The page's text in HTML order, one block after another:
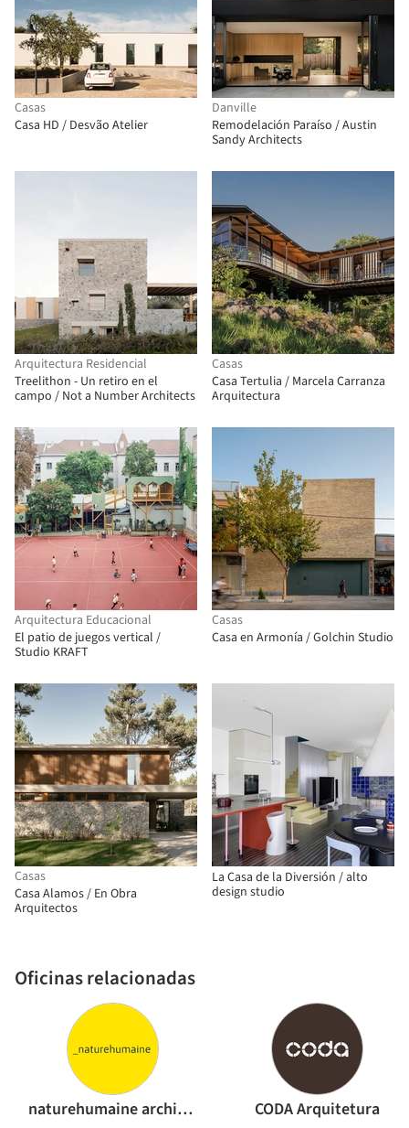
Casas
Casa HD / Desvão Atelier
Danville
Remodelación Paraíso / Austin
Sandy Architects
Arquitectura Residencial
Treelithon - Un retiro en el
campo / Not a Number Architects
Casas
Casa Tertulia / Marcela Carranza
Arquitectura
Arquitectura Educacional
El patio de juegos vertical /
Studio KRAFT
Casas
Casa en Armonía / Golchin Studio
Casas
Casa Alamos / En Obra
Arquitectos
Oficinas relacionadas
naturehumaine architecture CODA Arquitetura
La Casa de la Diversión / alto
design studio